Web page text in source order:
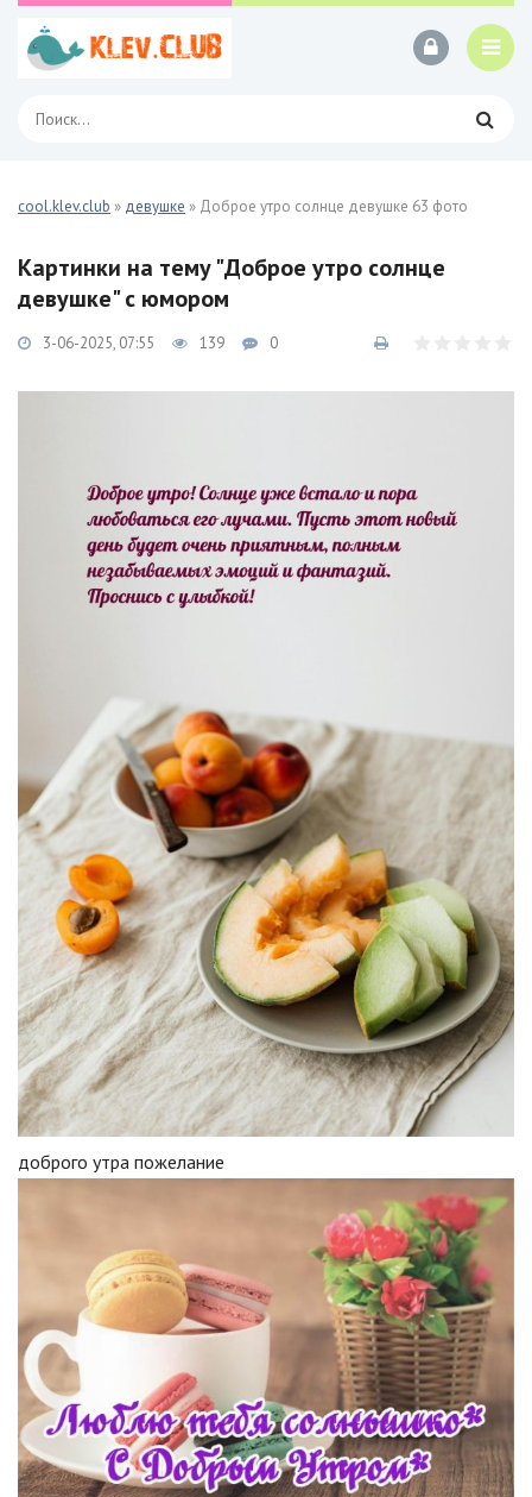
cool.klev.club » девушке » Доброе утро солнце девушке 63 фото
Картинки на тему "Доброе утро солнце
девушке" с юмором
3-06-2025, 07:55 139 0
доброго утра пожелание